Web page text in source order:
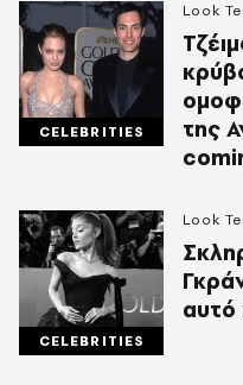
CELEBRITIES
της
Look
CELEBRITIES
αυτό
Look